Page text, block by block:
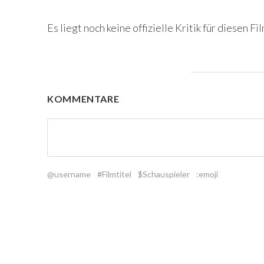
Es liegt noch keine offizielle Kritik für diesen
KOMMENTARE
@username #Filmtitel $Schauspieler :emoji